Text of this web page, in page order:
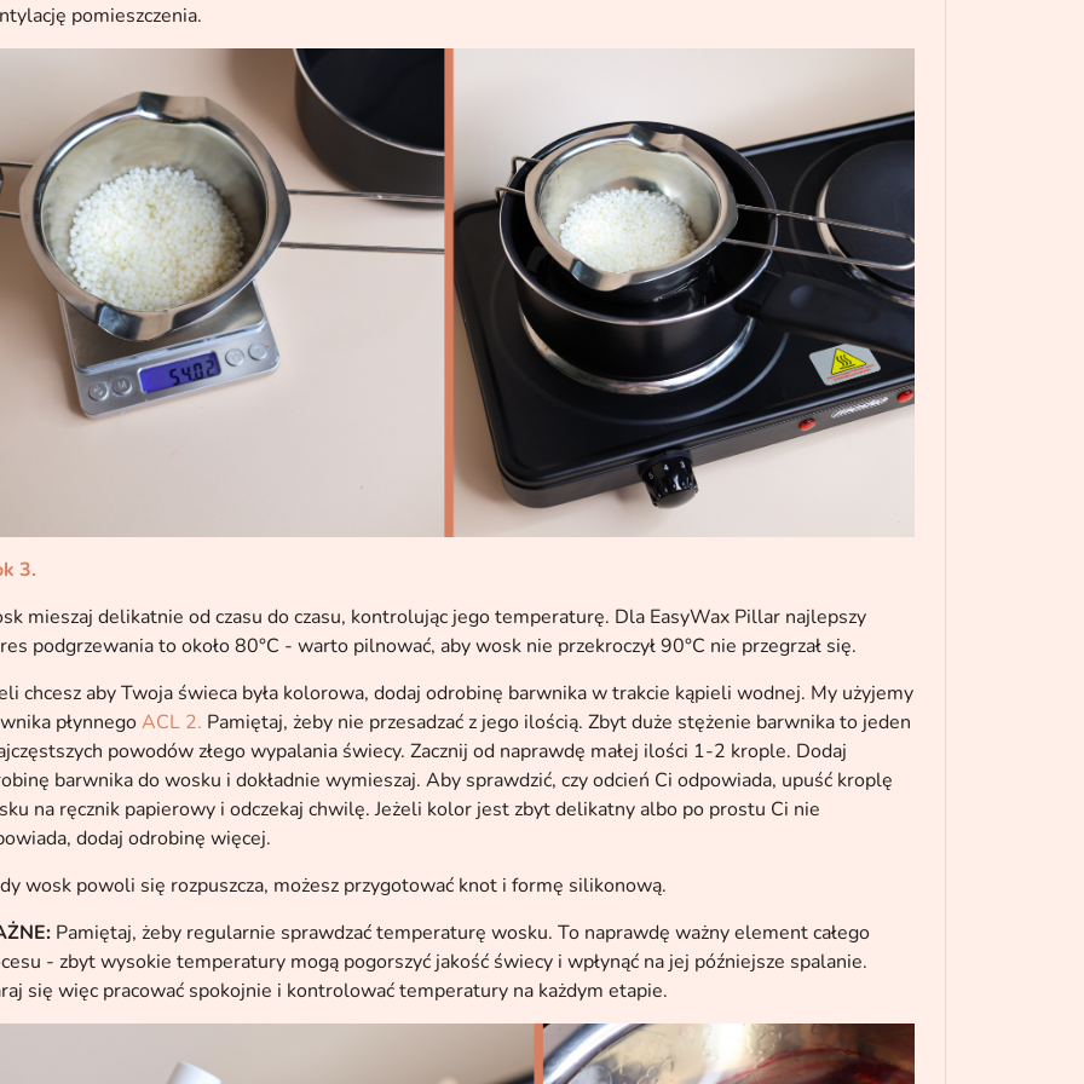
pomieszczenia.
3.
mieszaj delikatnie od czasu do czasu, kontrolując jego temperaturę. Dla EasyWax Pillar najlepszy
podgrzewania to około 80°C - warto pilnować, aby wosk nie przekroczył 90°C nie przegrzał się.
chcesz aby Twoja świeca była kolorowa, dodaj odrobinę barwnika w trakcie kąpieli wodnej. My użyjemy
płynnegoACL 2. Pamiętaj, żeby nie przesadzać z jego ilością. Zbyt duże stężenie barwnika to jeden
powodów złego wypalania świecy. Zacznij od naprawdę małej ilości 1-2 krople. Dodaj
barwnika do wosku i dokładnie wymieszaj. Aby sprawdzić, czy odcień Ci odpowiada, upuść kroplę
na ręcznik papierowy i odczekaj chwilę. Jeżeli kolor jest zbyt delikatny albo po prostu Ci nie
dodaj odrobinę więcej.
wosk powoli się rozpuszcza, możesz przygotować knot i formę silikonową.
Pamiętaj, żeby regularnie sprawdzać temperaturę wosku. To naprawdę ważny element całego
- zbyt wysokie temperatury mogą pogorszyć jakość świecy i wpłynąć na jej późniejsze spalanie.
się więc pracować spokojnie i kontrolować temperatury na każdym etapie.